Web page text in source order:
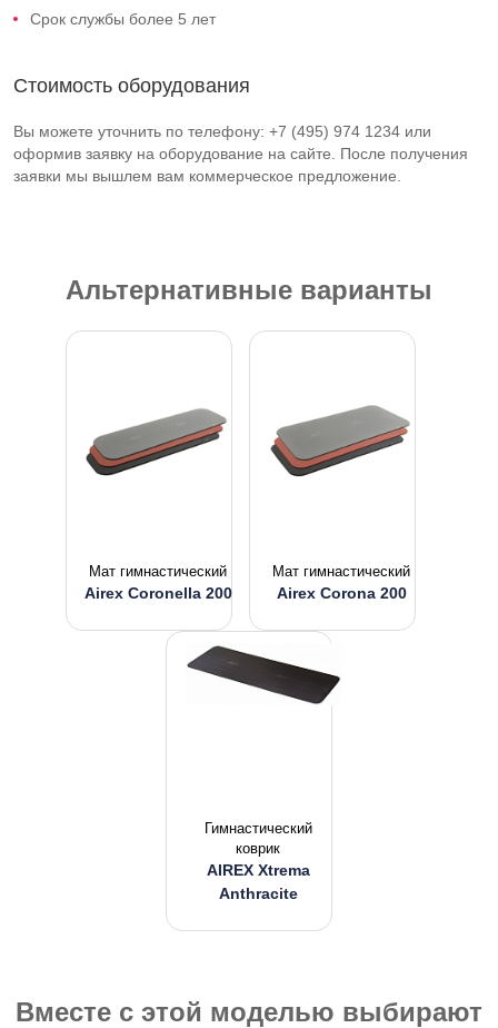
Срок службы более 5 лет
Стоимость оборудования
Вы можете уточнить по телефону: +7 (495) 974 1234 или
оформив заявку на оборудование на сайте. После получения
заявки мы вышлем вам коммерческое предложение.
Альтернативные варианты
Мат гимнастический
Airex Coronella 200
Мат гимнастический
Airex Corona 200
Гимнастический
коврик
AIREX Xtrema
Anthracite
Вместе с этой моделью выбирают